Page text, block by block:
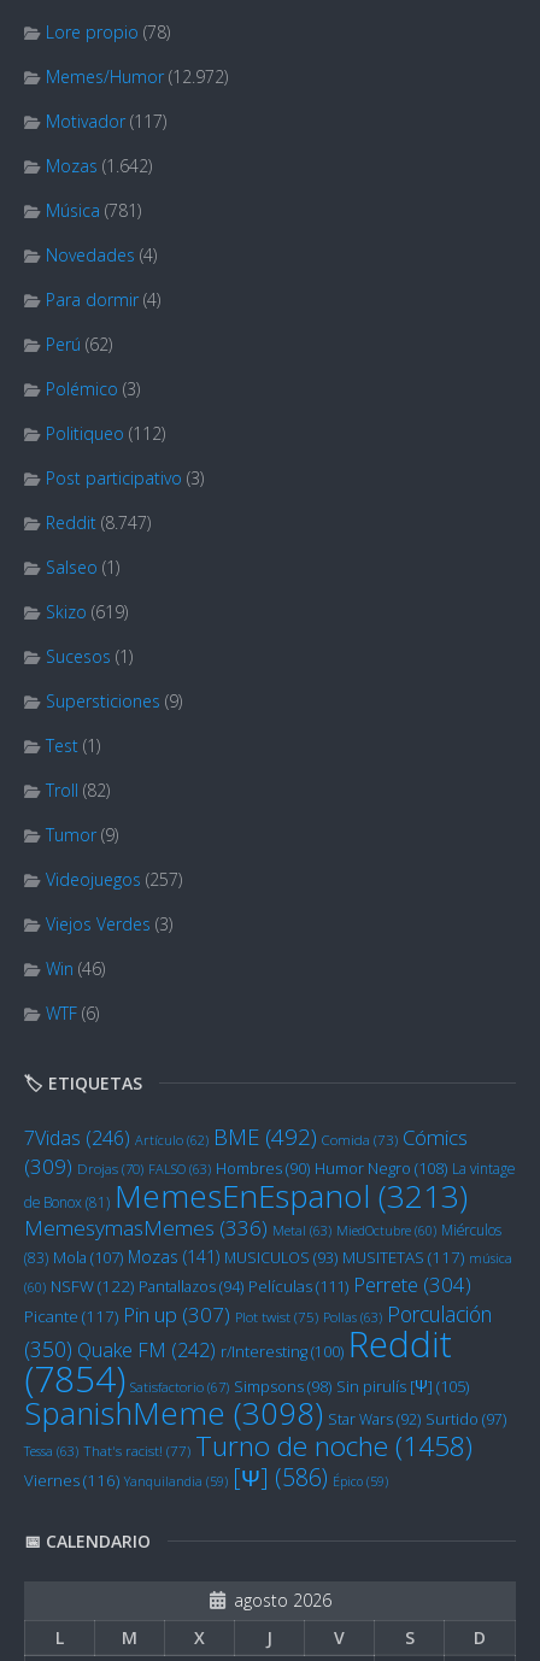
Lore propio (78)
Memes/Humor (12.972)
Motivador (117)
Mozas (1.642)
Música (781)
Novedades (4)
Para dormir (4)
Perú (62)
Polémico (3)
Politiqueo (112)
Post participativo (3)
Reddit (8.747)
Salseo (1)
Skizo (619)
Sucesos (1)
Supersticiones (9)
Test (1)
Troll (82)
Tumor (9)
Videojuegos (257)
Viejos Verdes (3)
Win (46)
WTF (6)
🏷️ ETIQUETAS
7Vidas (246) Artículo (62) BME (492) Comida (73) Cómics
(309) Drojas (70) FALSO (63) Hombres(90) Humor Negro (108) La vintage
de Bonox(81) MemesEnEspanol (3213)
MemesymasMemes (336) Metal (63) MiedOctubre (60) Miérculos
(83) Mola (107) Mozas (141) MUSICULOS (93) MUSITETAS (117) música
(60) NSFW(122) Pantallazos(94) Películas(111) Perrete (304)
Picante (117) Pin up (307) Plot twist (75) Pollas (63) Porculación
(350) Quake FM (242) r/Interesting(100) Reddit
(7854) Satisfactorio (67) Simpsons(98) Sin pirulís [Ψ] (105)
SpanishMeme (3098) Star Wars(92) Surtido (97)
Tessa (63) That's racist! (77) Turno de noche (1458)
Viernes(116) Yanquilandia (59) [Ψ] (586) Épico (59)
📅 CALENDARIO
agosto 2026
L
M X J V S
D